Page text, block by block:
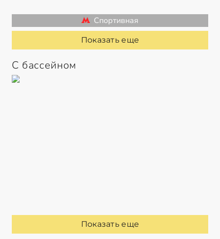
Спортивная
Показать еще
С бассейном
Показать еще